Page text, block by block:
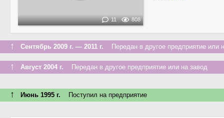
11 808
↑ Сентябрь 2009 г. — 2011 г. Передан в другое предприятие или
↑ Август 2004 г. Передан в другое предприятие или на завод
↑ Июнь 1995 г. Поступил на предприятие